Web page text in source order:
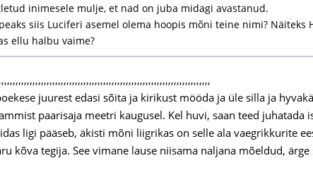
inimesele mulje, et nad on juba midagi avastanud.
siis Luciferi asemel olema hoopis mõni teine nimi? Näiteks
ellu halbu vaime?
juurest edasi sõita ja kirikust mööda ja üle silla ja
paarisaja meetri kaugusel. Kel huvi, saan teed
ligi pääseb, äkisti mõni liigrikas on selle ala vaegrikkurite
kõva tegija. See vimane lause niisama naljana mõeldud, ärge